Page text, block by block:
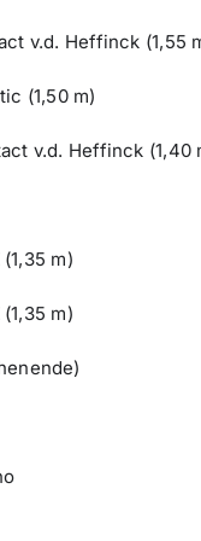
v.d. Heffinck (1,55
(1,50 m)
v.d. Heffinck (1,40
m)
m)